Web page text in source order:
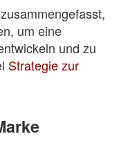
um eine
und zu
Strategie zur